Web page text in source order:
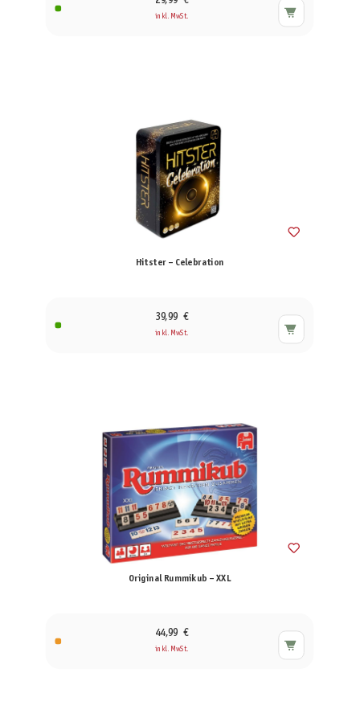
inkl. MwSt.
Hitster – Celebration
39,99 €
inkl. MwSt.
Original Rummikub – XXL
44,99 €
inkl. MwSt.